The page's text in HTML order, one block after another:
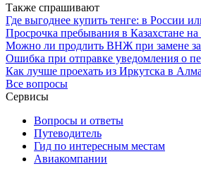
Также спрашивают
Где выгоднее купить тенге: в России
Просрочка пребывания в Казахстане
Можно ли продлить ВНЖ при замене
Ошибка при отправке уведомления о
Как лучше проехать из Иркутска в
Все вопросы
Сервисы
Вопросы и ответы
Путеводитель
Гид по интересным местам
Авиакомпании